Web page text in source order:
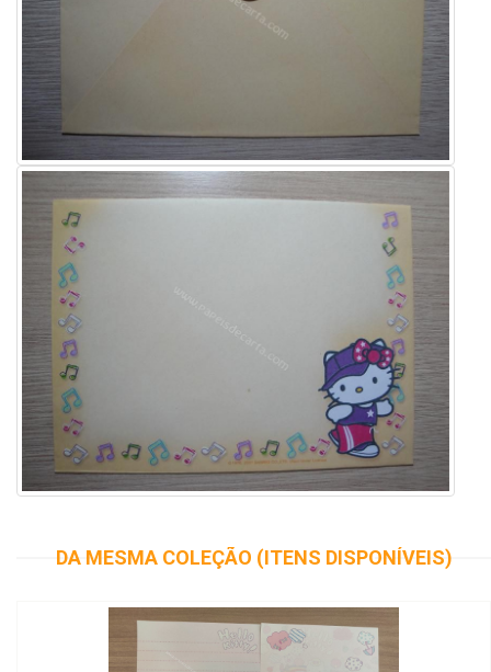
DA MESMA COLEÇÃO (ITENS DISPONÍVEIS)